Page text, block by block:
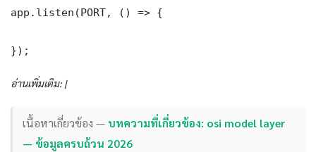
app.listen(PORT, () => {
});
อ่านเพิ่มเติม: |
เนื้อหาเกี่ยวข้อง — บทความที่เกี่ยวข้อง: osi model layer
— ข้อมูลครบถ้วน 2026